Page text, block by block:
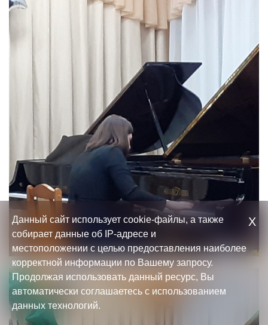
Данный сайт использует cookie-файлы, а также
собирает данные об IP-адресе и
местоположении с целью предоставления наиболее
корректной информации по Вашему запросу.
Продолжая использовать данный ресурс, Вы
автоматически соглашаетесь с использованием
данных технологий.
Х